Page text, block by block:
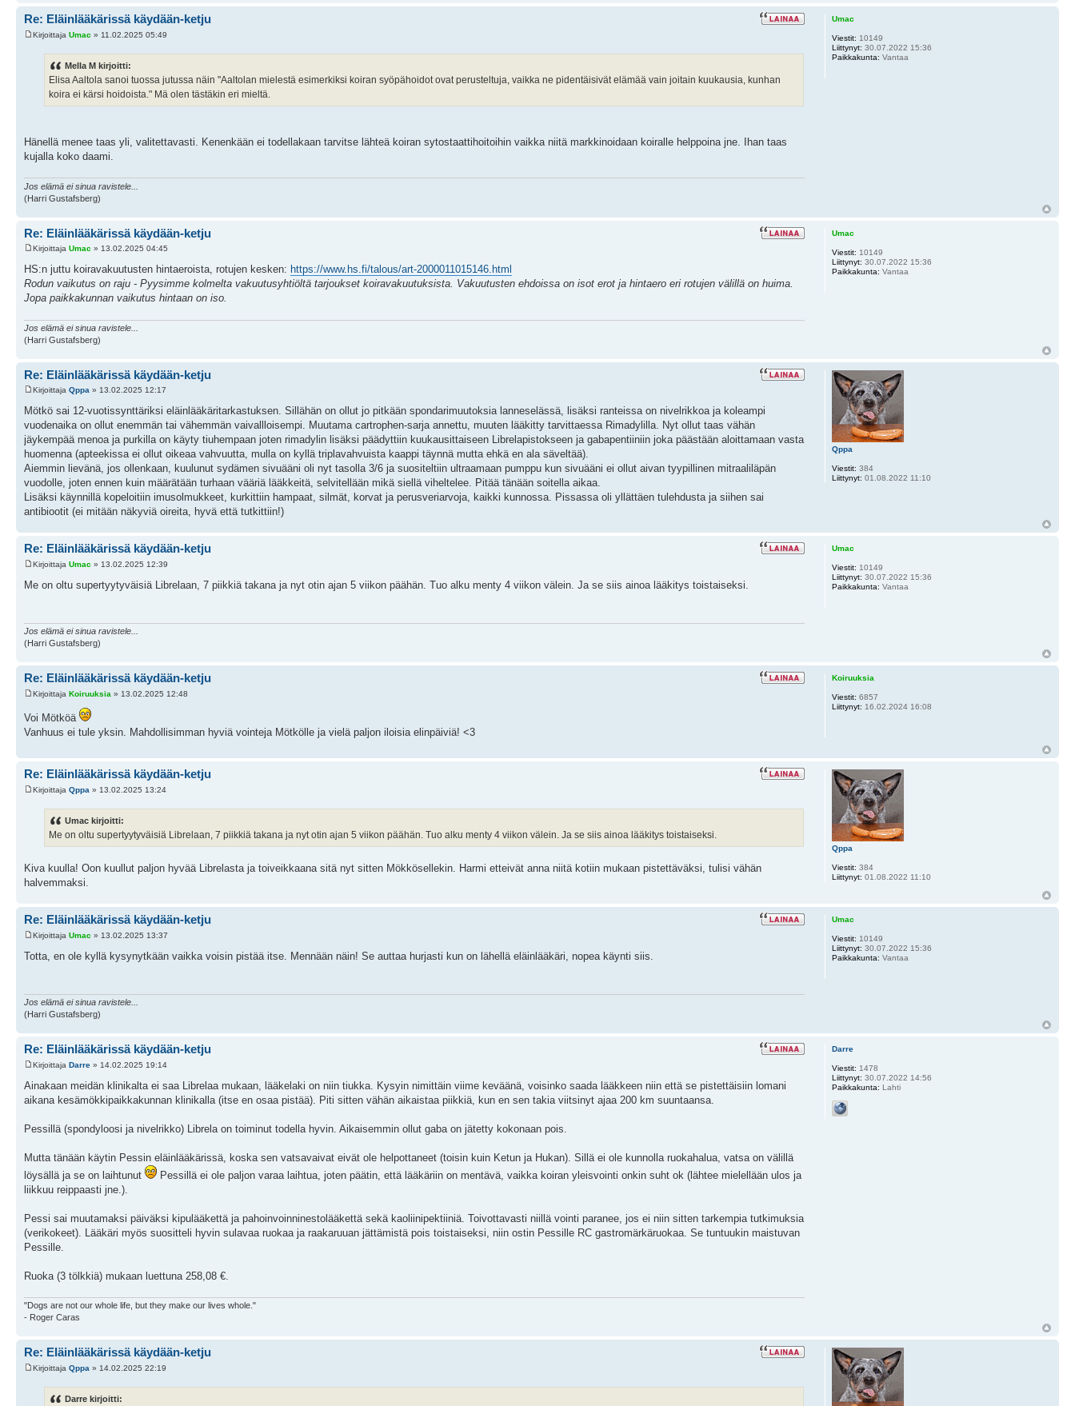
Re: Eläinlääkärissä käydään-ketju
Kirjoittaja Umac » 11.02.2025 05:49
Mella M kirjoitti:
Elisa Aaltola sanoi tuossa jutussa näin "Aaltolan mielestä esimerkiksi koiran syöpähoidot ovat perusteltuja, vaikka ne pidentäisivät elämää vain joitain kuukausia, kunhan
koira ei kärsi hoidoista." Mä olen tästäkin eri mieltä.
Hänellä menee taas yli, valitettavasti. Kenenkään ei todellakaan tarvitse lähteä koiran sytostaattihoitoihin vaikka niitä markkinoidaan koiralle helppoina jne. Ihan taas
kujalla koko daami.
Jos elämä ei sinua ravistele...
(Harri Gustafsberg)
Umac
Viestit: 10149
Liittynyt: 30.07.2022 15:36
Paikkakunta: Vantaa
Re: Eläinlääkärissä käydään-ketju
Kirjoittaja Umac » 13.02.2025 04:45
HS:n juttu koiravakuutusten hintaeroista, rotujen kesken: https://www.hs.fi/talous/art-2000011015146.html
Rodun vaikutus on raju - Pyysimme kolmelta vakuutusyhtiöltä tarjoukset koiravakuutuksista. Vakuutusten ehdoissa on isot erot ja hintaero eri rotujen välillä on huima.
Jopa paikkakunnan vaikutus hintaan on iso.
Jos elämä ei sinua ravistele...
(Harri Gustafsberg)
Umac
Viestit: 10149
Liittynyt: 30.07.2022 15:36
Paikkakunta: Vantaa
Re: Eläinlääkärissä käydään-ketju
Kirjoittaja Qppa » 13.02.2025 12:17
Mötkö sai 12-vuotissynttäriksi eläinlääkäritarkastuksen. Sillähän on ollut jo pitkään spondarimuutoksia lanneselässä, lisäksi ranteissa on nivelrikkoa ja koleampi
vuodenaika on ollut enemmän tai vähemmän vaivallloisempi. Muutama cartrophen-sarja annettu, muuten lääkitty tarvittaessa Rimadylilla. Nyt ollut taas vähän
jäykempää menoa ja purkilla on käyty tiuhempaan joten rimadylin lisäksi päädyttiin kuukausittaiseen Librelapistokseen ja gabapentiiniin joka päästään aloittamaan vasta
huomenna (apteekissa ei ollut oikeaa vahvuutta, mulla on kyllä triplavahvuista kaappi täynnä mutta ehkä en ala säveltää).
Aiemmin lievänä, jos ollenkaan, kuulunut sydämen sivuääni oli nyt tasolla 3/6 ja suositeltiin ultraamaan pumppu kun sivuääni ei ollut aivan tyypillinen mitraaliläpän
vuodolle, joten ennen kuin määrätään turhaan vääriä lääkkeitä, selvitellään mikä siellä viheltelee. Pitää tänään soitella aikaa.
Lisäksi käynnillä kopeloitiin imusolmukkeet, kurkittiin hampaat, silmät, korvat ja perusveriarvoja, kaikki kunnossa. Pissassa oli yllättäen tulehdusta ja siihen sai
antibiootit (ei mitään näkyviä oireita, hyvä että tutkittiin!)
Qppa
Viestit: 384
Liittynyt: 01.08.2022 11:10
Re: Eläinlääkärissä käydään-ketju
Kirjoittaja Umac » 13.02.2025 12:39
Me on oltu supertyytyväisiä Librelaan, 7 piikkiä takana ja nyt otin ajan 5 viikon päähän. Tuo alku menty 4 viikon välein. Ja se siis ainoa lääkitys toistaiseksi.
Jos elämä ei sinua ravistele...
(Harri Gustafsberg)
Umac
Viestit: 10149
Liittynyt: 30.07.2022 15:36
Paikkakunta: Vantaa
Re: Eläinlääkärissä käydään-ketju
Kirjoittaja Koiruuksia » 13.02.2025 12:48
Voi Mötköä
Vanhuus ei tule yksin. Mahdollisimman hyviä vointeja Mötkölle ja vielä paljon iloisia elinpäiviä! <3
Koiruuksia
Viestit: 6857
Liittynyt: 16.02.2024 16:08
Re: Eläinlääkärissä käydään-ketju
Kirjoittaja Qppa » 13.02.2025 13:24
Umac kirjoitti:
Me on oltu supertyytyväisiä Librelaan, 7 piikkiä takana ja nyt otin ajan 5 viikon päähän. Tuo alku menty 4 viikon välein. Ja se siis ainoa lääkitys toistaiseksi.
Kiva kuulla! Oon kuullut paljon hyvää Librelasta ja toiveikkaana sitä nyt sitten Mökkösellekin. Harmi etteivät anna niitä kotiin mukaan pistettäväksi, tulisi vähän
halvemmaksi.
Qppa
Viestit: 384
Liittynyt: 01.08.2022 11:10
Re: Eläinlääkärissä käydään-ketju
Kirjoittaja Umac » 13.02.2025 13:37
Totta, en ole kyllä kysynytkään vaikka voisin pistää itse. Mennään näin! Se auttaa hurjasti kun on lähellä eläinlääkäri, nopea käynti siis.
Jos elämä ei sinua ravistele...
(Harri Gustafsberg)
Umac
Viestit: 10149
Liittynyt: 30.07.2022 15:36
Paikkakunta: Vantaa
Re: Eläinlääkärissä käydään-ketju
Kirjoittaja Darre » 14.02.2025 19:14
Ainakaan meidän klinikalta ei saa Librelaa mukaan, lääkelaki on niin tiukka. Kysyin nimittäin viime keväänä, voisinko saada lääkkeen niin että se pistettäisiin lomani
aikana kesämökkipaikkakunnan klinikalla (itse en osaa pistää). Piti sitten vähän aikaistaa piikkiä, kun en sen takia viitsinyt ajaa 200 km suuntaansa.
Pessillä (spondyloosi ja nivelrikko) Librela on toiminut todella hyvin. Aikaisemmin ollut gaba on jätetty kokonaan pois.
Mutta tänään käytin Pessin eläinlääkärissä, koska sen vatsavaivat eivät ole helpottaneet (toisin kuin Ketun ja Hukan). Sillä ei ole kunnolla ruokahalua, vatsa on välillä
löysällä ja se on laihtunut
Pessillä ei ole paljon varaa laihtua, joten päätin, että lääkäriin on mentävä, vaikka koiran yleisvointi onkin suht ok (lähtee mielellään ulos ja
liikkuu reippaasti jne.).
Pessi sai muutamaksi päiväksi kipulääkettä ja pahoinvoinninestolääkettä sekä kaoliinipektiiniä. Toivottavasti niillä vointi paranee, jos ei niin sitten tarkempia tutkimuksia
(verikokeet). Lääkäri myös suositteli hyvin sulavaa ruokaa ja raakaruuan jättämistä pois toistaiseksi, niin ostin Pessille RC gastromärkäruokaa. Se tuntuukin maistuvan
Pessille.
Ruoka (3 tölkkiä) mukaan luettuna 258,08 €.
"Dogs are not our whole life, but they make our lives whole."
- Roger Caras
Darre
Viestit: 1478
Liittynyt: 30.07.2022 14:56
Paikkakunta: Lahti
Re: Eläinlääkärissä käydään-ketju
Kirjoittaja Qppa » 14.02.2025 22:19
Darre kirjoitti: